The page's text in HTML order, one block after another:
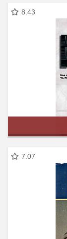
8.43
7.07